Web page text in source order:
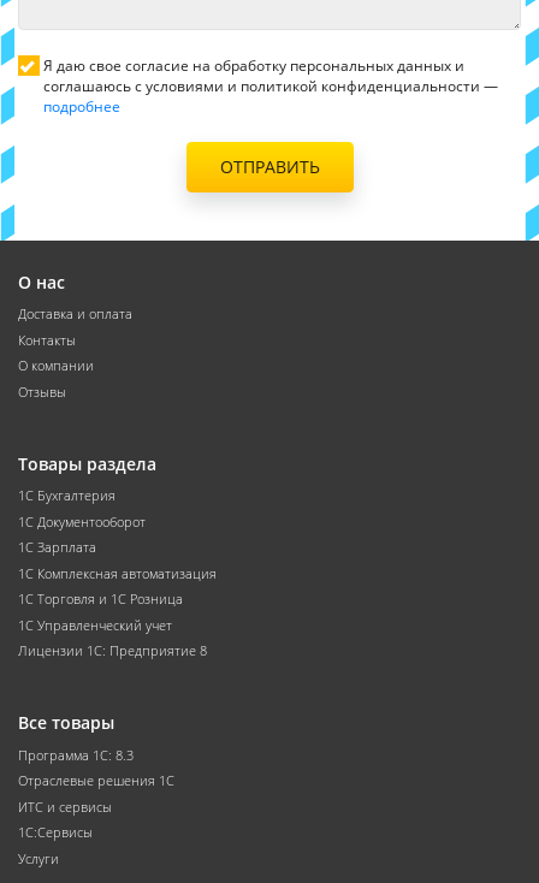
Я даю свое согласие на обработку персональных данных и
соглашаюсь с условиями и политикой конфиденциальности —
подробнее
ОТПРАВИТЬ
О нас
Доставка и оплата
Контакты
О компании
Отзывы
Товары раздела
1С Бухгалтерия
1С Документооборот
1С Зарплата
1С Комплексная автоматизация
1С Торговля и 1С Розница
1С Управленческий учет
Лицензии 1С: Предприятие 8
Все товары
Программа 1С: 8.3
Отраслевые решения 1С
ИТС и сервисы
1С:Сервисы
Услуги